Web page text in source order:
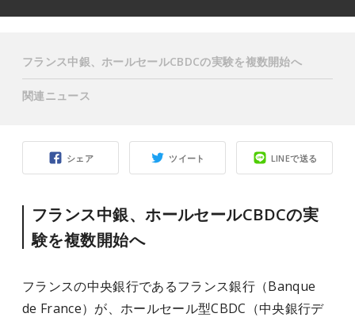
シェア ツイート LINEで送る
フランス中銀、ホールセールCBDCの実
験を複数開始へ
フランスの中央銀行であるフランス銀行（Banque
de France）が、ホールセール型CBDC（中央銀行デ
フランス中銀、ホールセールCBDCの実験を複数開始へ
関連ニュース